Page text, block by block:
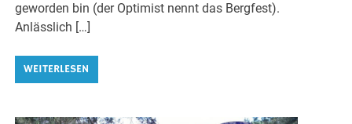
geworden bin (der Optimist nennt das Bergfest).
Anlässlich […]
WEITERLESEN